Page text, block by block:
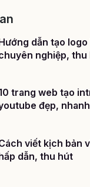
dẫn tạo
nghiệp, thu
trang web tạo
đẹp,
viết kịch bản
dẫn, thu hút